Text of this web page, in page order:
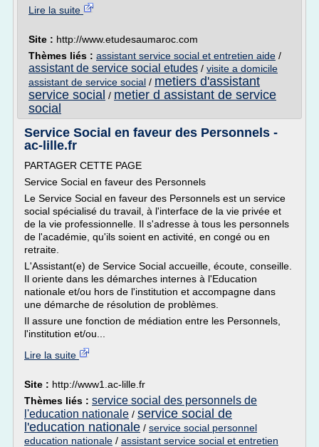
Lire la suite
Site : http://www.etudesaumaroc.com
Thèmes liés : assistant service social et entretien aide /
assistant de service social etudes / visite a domicile
assistant de service social / metiers d'assistant
service social / metier d assistant de service
social
Service Social en faveur des Personnels -
ac-lille.fr
PARTAGER CETTE PAGE
Service Social en faveur des Personnels
Le Service Social en faveur des Personnels est un service
social spécialisé du travail, à l'interface de la vie privée et
de la vie professionnelle. Il s'adresse à tous les personnels
de l'académie, qu'ils soient en activité, en congé ou en
retraite.
L'Assistant(e) de Service Social accueille, écoute, conseille.
Il oriente dans les démarches internes à l'Education
nationale et/ou hors de l'institution et accompagne dans
une démarche de résolution de problèmes.
Il assure une fonction de médiation entre les Personnels,
l'institution et/ou...
Lire la suite
Site : http://www1.ac-lille.fr
Thèmes liés : service social des personnels de
l'education nationale / service social de
l'education nationale / service social personnel
education nationale / assistant service social et entretien